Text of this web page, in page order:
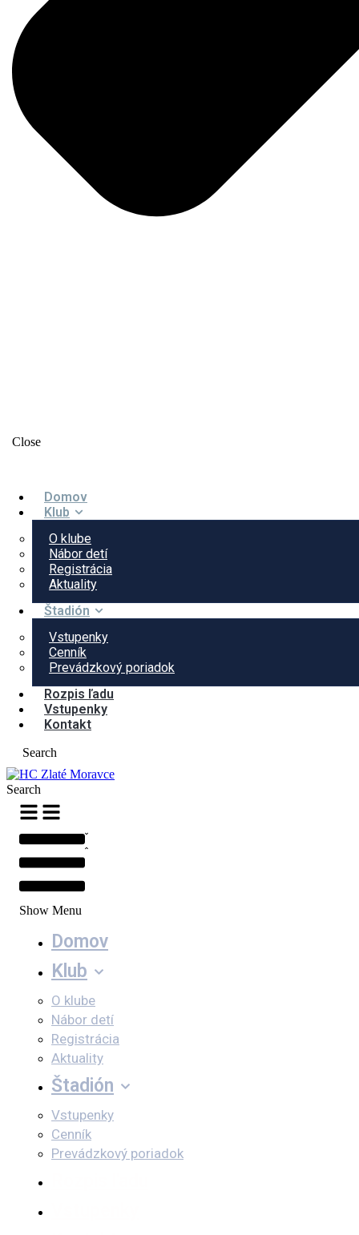
Close
Domov
Klub
O klube
Nábor detí
Registrácia
Aktuality
Štadión
Vstupenky
Cenník
Prevádzkový poriadok
Rozpis ľadu
Vstupenky
Kontakt
Search
Search
Show Menu
Domov
Klub
O klube
Nábor detí
Registrácia
Aktuality
Štadión
Vstupenky
Cenník
Prevádzkový poriadok